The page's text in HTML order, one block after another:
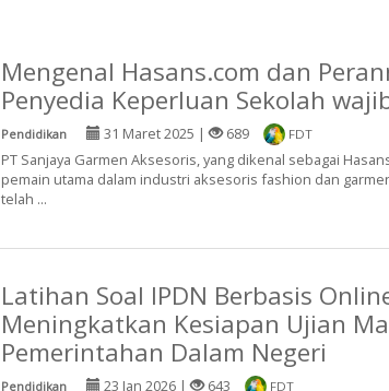
Mengenal Hasans.com dan
Penyedia Keperluan Sekolah
Pendidikan 31 Maret 2025 | 689 FDT
PT Sanjaya Garmen Aksesoris, yang dikenal sebagai
pemain utama dalam industri aksesoris fashion dan
telah ...
Latihan Soal IPDN Berbasis
Meningkatkan Kesiapan Ujian
Pemerintahan Dalam Negeri
Pendidikan 23 Jan 2026 | 643 FDT